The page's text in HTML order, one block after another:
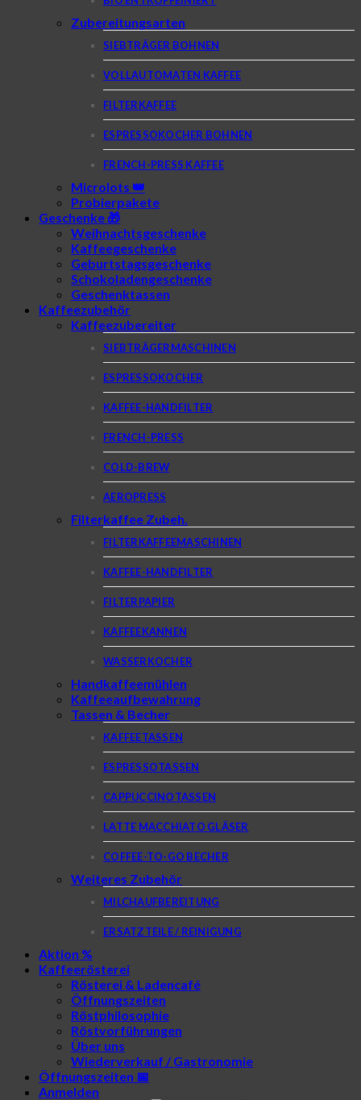
Zubereitungsarten
SIEBTRÄGER BOHNEN
VOLLAUTOMATEN KAFFEE
FILTERKAFFEE
ESPRESSOKOCHER BOHNEN
FRENCH-PRESS KAFFEE
Microlots 👑
Probierpakete
Geschenke 🎁
Weihnachtsgeschenke
Kaffeegeschenke
Geburtstagsgeschenke
Schokoladengeschenke
Geschenktassen
Kaffeezubehör
Kaffeezubereiter
SIEBTRÄGERMASCHINEN
ESPRESSOKOCHER
KAFFEE-HANDFILTER
FRENCH-PRESS
COLD-BREW
AEROPRESS
Filterkaffee Zubeh.
FILTERKAFFEEMASCHINEN
KAFFEE-HANDFILTER
FILTERPAPIER
KAFFEEKANNEN
WASSERKOCHER
Handkaffeemühlen
Kaffeeaufbewahrung
Tassen & Becher
KAFFEETASSEN
ESPRESSOTASSEN
CAPPUCCINOTASSEN
LATTE MACCHIATO GLÄSER
COFFEE-TO-GO BECHER
Weiteres Zubehör
MILCHAUFBEREITUNG
ERSATZTEILE / REINIGUNG
Aktion %
Kaffeerösterei
Rösterei & Ladencafé
Öffnungszeiten
Röstphilosophie
Röstvorführungen
Über uns
Wiederverkauf / Gastronomie
Öffnungszeiten 📅
Anmelden